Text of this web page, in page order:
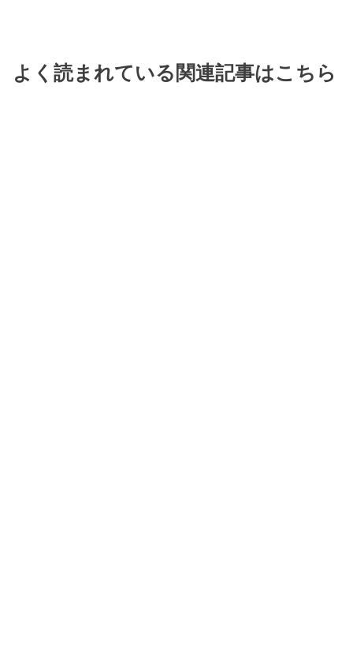
よく読まれている関連記事はこちら